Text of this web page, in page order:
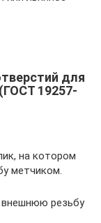
для
19257-
на котором
метчиком.
резьбу